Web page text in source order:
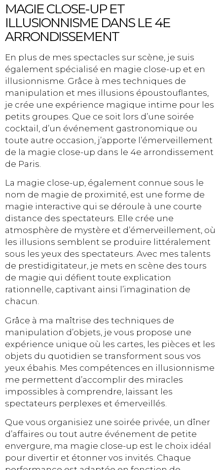
MAGIE CLOSE-UP ET
ILLUSIONNISME DANS LE 4E
ARRONDISSEMENT
En plus de mes spectacles sur scène, je suis
également spécialisé en magie close-up et en
illusionnisme. Grâce à mes techniques de
manipulation et mes illusions époustouflantes,
je crée une expérience magique intime pour les
petits groupes. Que ce soit lors d’une soirée
cocktail, d’un événement gastronomique ou
toute autre occasion, j’apporte l’émerveillement
de la magie close-up dans le 4e arrondissement
de Paris.
La magie close-up, également connue sous le
nom de magie de proximité, est une forme de
magie interactive qui se déroule à une courte
distance des spectateurs. Elle crée une
atmosphère de mystère et d’émerveillement, où
les illusions semblent se produire littéralement
sous les yeux des spectateurs. Avec mes talents
de prestidigitateur, je mets en scène des tours
de magie qui défient toute explication
rationnelle, captivant ainsi l’imagination de
chacun.
Grâce à ma maîtrise des techniques de
manipulation d’objets, je vous propose une
expérience unique où les cartes, les pièces et les
objets du quotidien se transforment sous vos
yeux ébahis. Mes compétences en illusionnisme
me permettent d’accomplir des miracles
impossibles à comprendre, laissant les
spectateurs perplexes et émerveillés.
Que vous organisiez une soirée privée, un dîner
d’affaires ou tout autre événement de petite
envergure, ma magie close-up est le choix idéal
pour divertir et étonner vos invités. Chaque